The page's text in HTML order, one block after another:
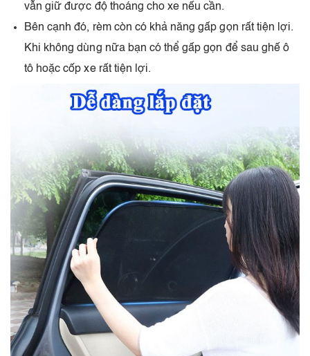
vẫn giữ được độ thoáng cho xe nếu cần.
Bên cạnh đó, rèm còn có khả năng gấp gọn rất tiện lợi.
Khi không dùng nữa bạn có thể gấp gọn để sau ghế ô
tô hoặc cốp xe rất tiện lợi.